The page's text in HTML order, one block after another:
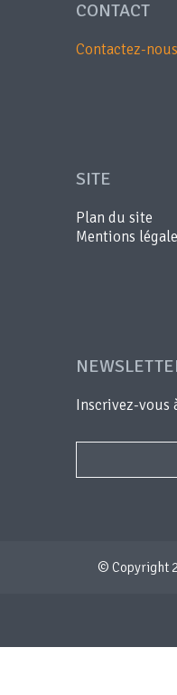
CONTACT
Contactez-nous
SITE
Plan du site
Mentions
Inscrivez-vous
© Copyright